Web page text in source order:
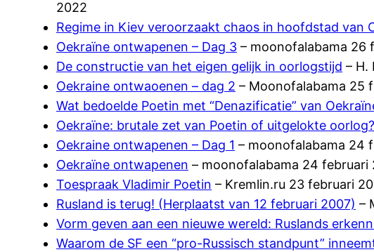
2022
Regime in Kiev veroorzaakt chaos in hoofdstad van
Oekraïne ontwapenen – Dag 3 – moonofalabama 26
De constructie van het eigen gelijk in oorlogstijd – H.
Oekraine ontwaoenen – dag 2 – Moonofalabama 25
Wat bedoelde Poetin met “Denazificatie” van
Oekraïne: brutale zet van Poetin of uitgelokte oorlog?
Oekraine ontwapenen – Dag 1 – moonofalabama 24
Oekraïne ontwapenen – moonofalabama 24 februari
Toespraak Vladimir Poetin – Kremlin.ru 23 februari
Rusland is terug! (Herplaatst van 12 februari 2007) –
Vorm geven aan een nieuwe wereld: Ruslands
Waarom de SF een “pro-Russisch standpunt”